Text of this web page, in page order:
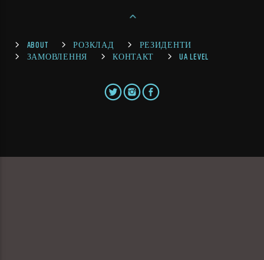
ABOUT РОЗКЛАД
РЕЗИДЕНТИ
ЗАМОВЛЕННЯ
КОНТАКТ UA LEVEL